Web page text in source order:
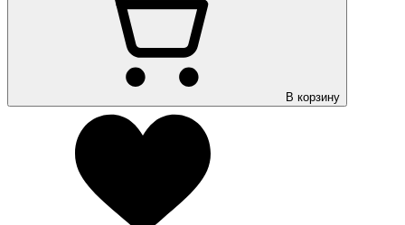
В корзину